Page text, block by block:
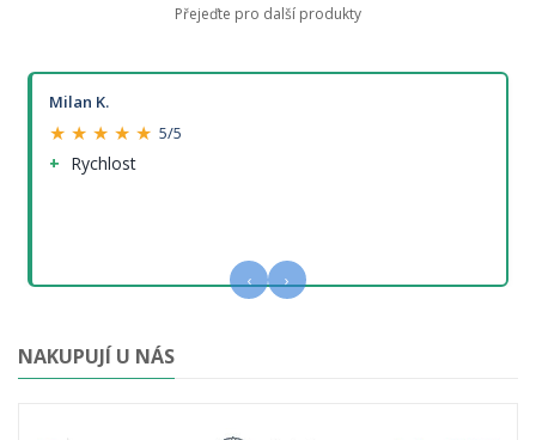
Přejeďte pro další produkty
Milan K.
★ ★ ★ ★ ★ 5/5
Rychlost
‹ ›
NAKUPUJÍ U NÁS